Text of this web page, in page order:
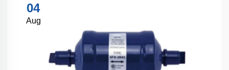
04
Aug